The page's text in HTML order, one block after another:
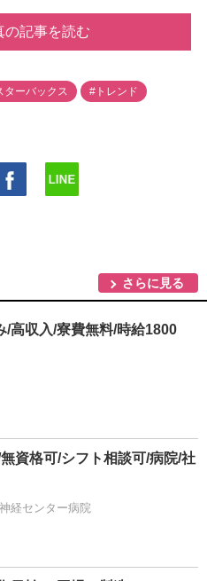
の記事を読む
ターバックス #トレンド
さらに見る
/高収入/寮費無料/時給1800
資格可/シフト相談可/病院/社
経センター病院